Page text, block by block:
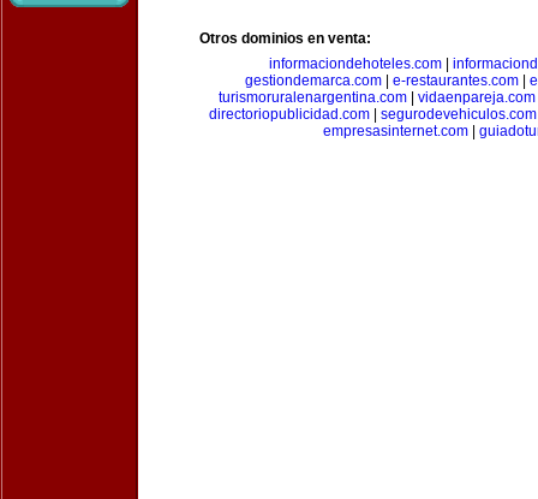
Otros dominios en venta:
informaciondehoteles.com|
gestiondemarca.com| e-restaurantes.com|
turismoruralenargentina.com| vidaenpareja.com
directoriopublicidad.com
segurodevehiculos.com
empresasinternet.com